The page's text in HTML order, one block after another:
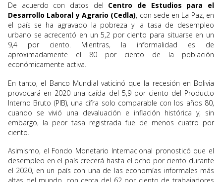
De acuerdo con datos del Centro de Estudios para el
Desarrollo Laboral y Agrario (Cedla), con sede en La Paz, en
el país se ha agravado la pobreza y la tasa de desempleo
urbano se acrecentó en un 5,2 por ciento para situarse en un
9,4 por ciento. Mientras, la informalidad es de
aproximadamente el 80 por ciento de la población
económicamente activa.
En tanto, el Banco Mundial vaticinó que la recesión en Bolivia
provocará en 2020 una caída del 5,9 por ciento del Producto
Interno Bruto (PIB), una cifra solo comparable con los años 80,
cuando se vivió una devaluación e inflación histórica y, sin
embargo, la peor tasa registrada fue de menos cuatro por
ciento.
Asimismo, el Fondo Monetario Internacional pronosticó que el
desempleo en el país crecerá hasta el ocho por ciento durante
el 2020, en un país con una de las economías informales más